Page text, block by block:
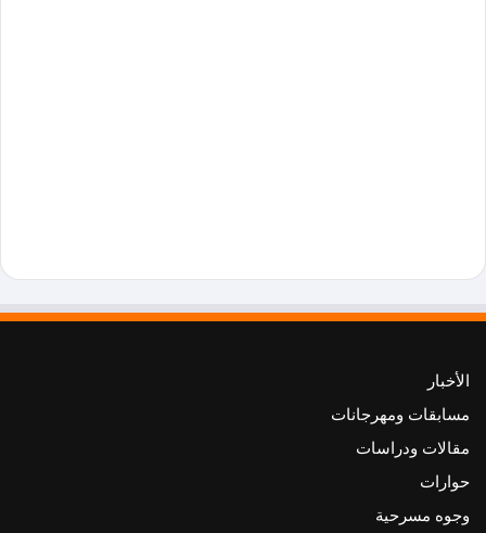
الأخبار
مسابقات ومهرجانات
مقالات ودراسات
حوارات
وجوه مسرحية